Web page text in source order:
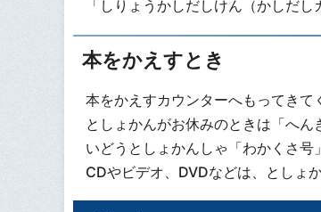
「しりょうかしだしけん（かしだ
本をかえすとき
本をかえすカウンターへもってきて
としょかんがお休みのときは「へん
いどうとしょかんしゃ「わかくさ号
CDやビデオ、DVDなどは、としょ